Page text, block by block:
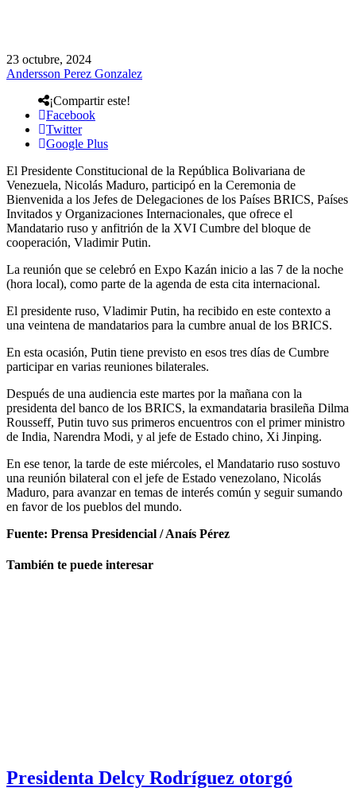
23 octubre, 2024
Andersson Perez Gonzalez
¡Compartir este!
Facebook
Twitter
Google Plus
El Presidente Constitucional de la República Bolivariana de
Venezuela, Nicolás Maduro, participó en la Ceremonia de
Bienvenida a los Jefes de Delegaciones de los Países BRICS, Países
Invitados y Organizaciones Internacionales, que ofrece el
Mandatario ruso y anfitrión de la XVI Cumbre del bloque de
cooperación, Vladimir Putin.
La reunión que se celebró en Expo Kazán inicio a las 7 de la noche
(hora local), como parte de la agenda de esta cita internacional.
El presidente ruso, Vladimir Putin, ha recibido en este contexto a
una veintena de mandatarios para la cumbre anual de los BRICS.
En esta ocasión, Putin tiene previsto en esos tres días de Cumbre
participar en varias reuniones bilaterales.
Después de una audiencia este martes por la mañana con la
presidenta del banco de los BRICS, la exmandataria brasileña Dilma
Rousseff, Putin tuvo sus primeros encuentros con el primer ministro
de India, Narendra Modi, y al jefe de Estado chino, Xi Jinping.
En ese tenor, la tarde de este miércoles, el Mandatario ruso sostuvo
una reunión bilateral con el jefe de Estado venezolano, Nicolás
Maduro, para avanzar en temas de interés común y seguir sumando
en favor de los pueblos del mundo.
Fuente: Prensa Presidencial / Anaís Pérez
También te puede interesar
Presidenta Delcy Rodríguez otorgó